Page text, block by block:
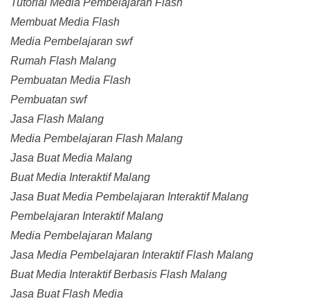
Tutorial Media Pembelajaran Flash
Membuat Media Flash
Media Pembelajaran swf
Rumah Flash Malang
Pembuatan Media Flash
Pembuatan swf
Jasa Flash Malang
Media Pembelajaran Flash Malang
Jasa Buat Media Malang
Buat Media Interaktif Malang
Jasa Buat Media Pembelajaran Interaktif Malang
Pembelajaran Interaktif Malang
Media Pembelajaran Malang
Jasa Media Pembelajaran Interaktif Flash Malang
Buat Media Interaktif Berbasis Flash Malang
Jasa Buat Flash Media